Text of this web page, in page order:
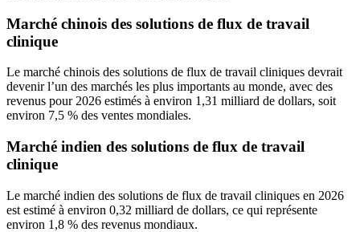
Marché chinois des solutions de flux de travail
clinique
Le marché chinois des solutions de flux de travail cliniques devrait
devenir l’un des marchés les plus importants au monde, avec des
revenus pour 2026 estimés à environ 1,31 milliard de dollars, soit
environ 7,5 % des ventes mondiales.
Marché indien des solutions de flux de travail
clinique
Le marché indien des solutions de flux de travail cliniques en 2026
est estimé à environ 0,32 milliard de dollars, ce qui représente
environ 1,8 % des revenus mondiaux.